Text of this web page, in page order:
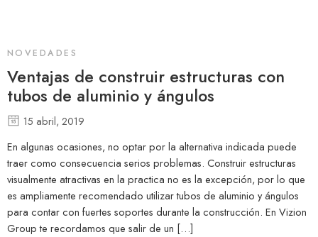
NOVEDADES
Ventajas de construir estructuras con
tubos de aluminio y ángulos
15 abril, 2019
En algunas ocasiones, no optar por la alternativa indicada puede
traer como consecuencia serios problemas. Construir estructuras
visualmente atractivas en la practica no es la excepción, por lo que
es ampliamente recomendado utilizar tubos de aluminio y ángulos
para contar con fuertes soportes durante la construcción. En Vizion
Group te recordamos que salir de un […]